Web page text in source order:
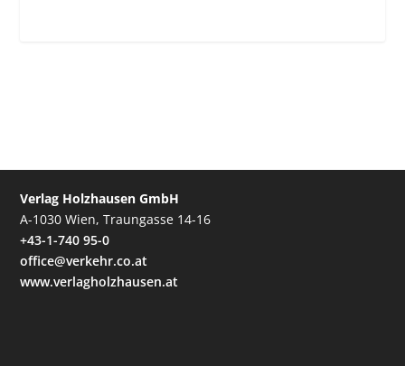
Verlag Holzhausen GmbH
A-1030 Wien, Traungasse 14-16
+43-1-740 95-0
office@verkehr.co.at
www.verlagholzhausen.at